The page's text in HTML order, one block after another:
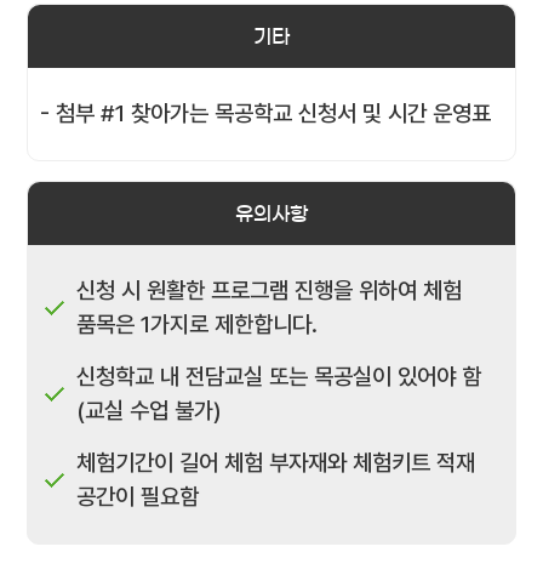
기타
- 첨부 #1 찾아가는 목공학교 신청서 및 시간 운영표
유의사항
신청 시 원활한 프로그램 진행을 위하여 체험
품목은 1가지로 제한합니다.
신청학교 내 전담교실 또는 목공실이 있어야 함
(교실 수업 불가)
체험기간이 길어 체험 부자재와 체험키트 적재
공간이 필요함